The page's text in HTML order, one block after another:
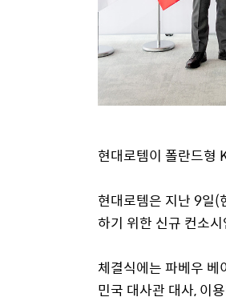
현대로템이 폴란드형
현대로템은 지난 9일(
하기 위한 신규 컨소
체결식에는 파베우
민국 대사관 대사, 이